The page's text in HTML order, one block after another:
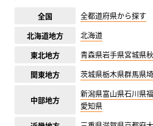
全国
全都道府県から探す
北海道地方
北海道
東北地方
青森県岩手県宮城県
関東地方
茨城県栃木県群馬県
中部地方
新潟県富山県石川県
愛知県